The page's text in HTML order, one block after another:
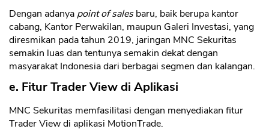
Dengan adanya point of salesbaru, baik berupa kantor
cabang, Kantor Perwakilan, maupun Galeri Investasi, yang
diresmikan pada tahun 2019, jaringan MNC Sekuritas
semakin luas dan tentunya semakin dekat dengan
masyarakat Indonesia dari berbagai segmen dan kalangan.
e. Fitur Trader View di Aplikasi
MNC Sekuritas memfasilitasi dengan menyediakan fitur
Trader View di aplikasi MotionTrade.
OK
CANCEL